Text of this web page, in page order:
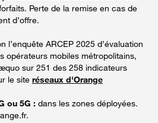
Perte de la remise en cas de
d’offre.
l’enquête ARCEP 2025 d’évaluation
opérateurs mobiles métropolitains,
sur 251 des 258 indicateurs
le site réseaux d'Orange
ou 5G : dans les zones déployées.